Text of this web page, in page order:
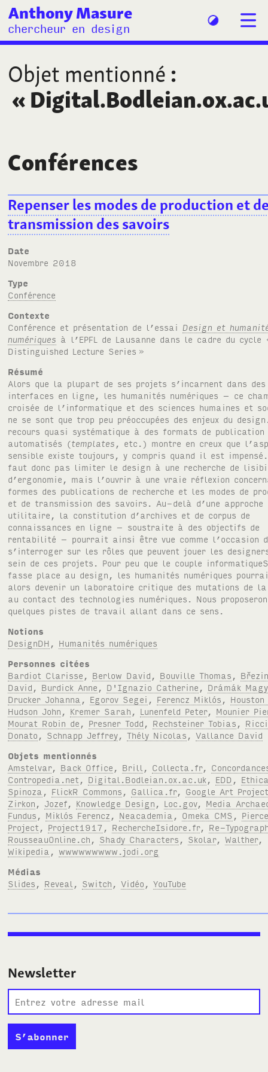
Anthony Masure
chercheur en design
Objet mentionné :
«
Conférences
Repenser les modes de production et
transmission des savoirs
Date
novembre 2018
Type
Conférence
Contexte
Conférence et présentation de l’essai Design et
numériques à l’EPFL
de Lausanne dans le cadre du cycle
Distinguished Lecture Series »
Résumé
Alors que la plupart de ses projets s’incarnent dans des
interfaces en ligne, les humanités numériques – ce
croisée de l’informatique et des sciences humaines et
ne se sont que trop peu préoccupées des enjeux du
recours quasi systématique à des formats de publication
automatisés (templates , etc.) montre en creux que
sensible existe toujours, y compris quand il est
faut donc pas limiter le design à une recherche de
d’ergonomie, mais l’ouvrir à une vraie réflexion
formes des publications de recherche et les modes de
et de transmission des savoirs. Au-delà d’une approche
utilitaire, la constitution d’archives et de corpus de
connaissances en ligne – soustraite à des objectifs de
rentabilité – pourrait ainsi être vue comme l’occasion
s’interroger sur les rôles que peuvent jouer les
sein de ces projets. Pour peu que le couple informatique
fasse place au design, les humanités numériques
alors devenir un laboratoire critique des mutations de
au contact des technologies numériques. Nous
quelques pistes de travail allant dans ce sens.
Notions
DesignDH
Humanités numériques
Personnes citées
Bardiot Clarisse
Berlow David Bouville Thomas
David
Burdick Anne D'Ignazio Catherine
Drámák
Drucker Johanna
Egorov Segei Ferencz Miklós
Hudson John
Kremer Sarah Lunenfeld Peter, Mounier
Mourat Robin de
Presner Todd Rechsteiner Tobias
Ricci
Donato
Schnapp Jeffrey ,Thély Nicolas ,Vallance David
Objets mentionnés
Amstelvar, Back Office Brill Collecta.fr,
Contropedia.net
Digital.Bodleian.ox.ac.uk EDD
Spinoza
FlickR Commons Gallica.fr, Google Art
Zirkon
Jozef Knowledge Design Loc.gov, Media
Fundus
Miklós Ferencz Neacademia Omeka CMS
Project
Project1917 RechercheIsidore.fr, Re-
RousseauOnline.ch
Shady Characters Skolar,Walther,
Wikipedia
,wwwwwwwww.jodi.org
Médias
Slides
Reveal Switch ,Vidéo ,YouTube
Newsletter